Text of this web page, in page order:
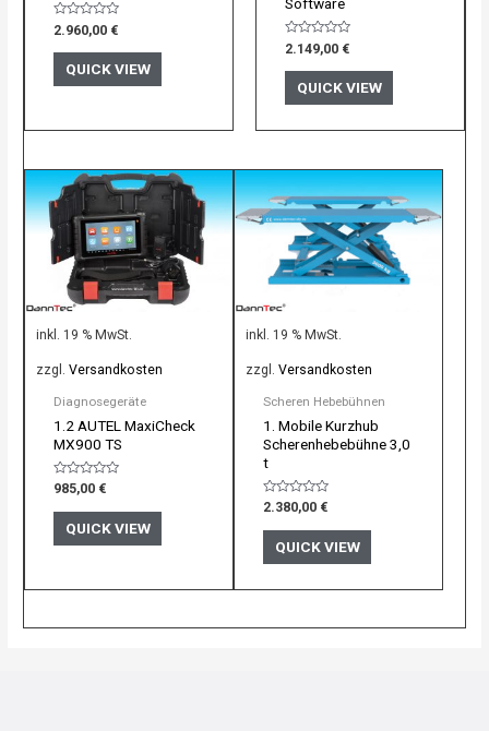
Bewertet
mit
0
von
2.960,00 €
QUICK VIEW
Bewertet
mit
0
von
2.149,00 €
QUICK VIEW
inkl. 19 % MwSt.
zzgl.Versandkosten
Diagnosegeräte
1.2 AUTEL MaxiCheck
MX900 TS
Bewertet
mit
0
von
985,00 €
QUICK VIEW
inkl. 19 % MwSt.
zzgl. Versandkosten
Scheren Hebebühnen
1. Mobile Kurzhub
Scherenhebebühne 3,0
t
Bewertet
mit
0
von
2.380,00 €
QUICK VIEW